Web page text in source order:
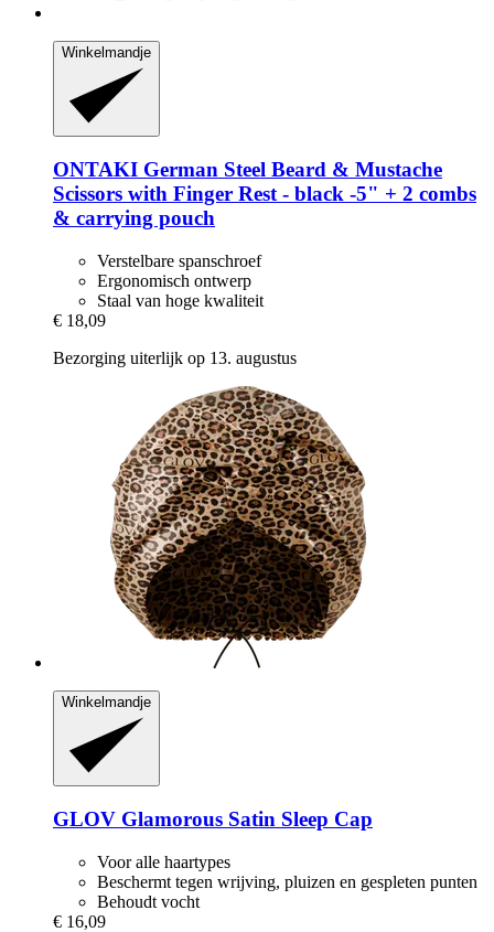
Winkelmandje
ONTAKI German Steel Beard & Mustache
Scissors with Finger Rest -​ black -​5" + 2 combs
& carrying pouch
Verstelbare spanschroef
Ergonomisch ontwerp
Staal van hoge kwaliteit
€ 18,09
Bezorging uiterlijk op 13. augustus
Winkelmandje
GLOV Glamorous Satin Sleep Cap
Voor alle haartypes
Beschermt tegen wrijving, pluizen en gespleten punten
Behoudt vocht
€ 16,09